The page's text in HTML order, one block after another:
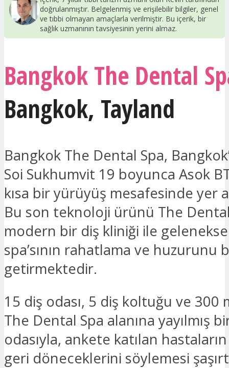
doğrulanmıştır. Belgelenmiş ve erişilebilir bilgiler, genel
ve tıbbi olmayan amaçlarla verilmiştir. Bu içerik, bir
sağlık uzmanının tavsiyesinin yerini almaz.
Bangkok The Dental
Bangkok, Tayland
Bangkok The Dental Spa,
Soi Sukhumvit 19 boyunca Asok
kısa bir yürüyüş mesafesinde yer
Bu son teknoloji ürünü The
modern bir diş kliniği ile
spa’sının rahatlama ve huzurunu
getirmektedir.
15 diş odası, 5 diş koltuğu ve 300
The Dental Spa alanına yayılmış
odasıyla, ankete katılan hastaların
geri döneceklerini söylemesi